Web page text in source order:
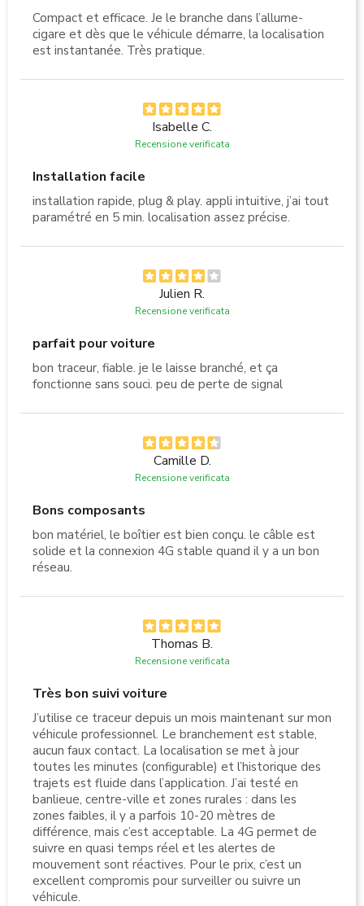
Compact et efficace. Je le branche dans l’allume-
cigare et dès que le véhicule démarre, la localisation
est instantanée. Très pratique.
Isabelle C.
Recensione verificata
Installation facile
installation rapide, plug & play. appli intuitive, j’ai tout
paramétré en 5 min. localisation assez précise.
Julien R.
Recensione verificata
parfait pour voiture
bon traceur, fiable. je le laisse branché, et ça
fonctionne sans souci. peu de perte de signal
Camille D.
Recensione verificata
Bons composants
bon matériel, le boîtier est bien conçu. le câble est
solide et la connexion 4G stable quand il y a un bon
réseau.
Thomas B.
Recensione verificata
Très bon suivi voiture
J’utilise ce traceur depuis un mois maintenant sur mon
véhicule professionnel. Le branchement est stable,
aucun faux contact. La localisation se met à jour
toutes les minutes (configurable) et l’historique des
trajets est fluide dans l’application. J’ai testé en
banlieue, centre-ville et zones rurales : dans les
zones faibles, il y a parfois 10-20 mètres de
différence, mais c’est acceptable. La 4G permet de
suivre en quasi temps réel et les alertes de
mouvement sont réactives. Pour le prix, c’est un
excellent compromis pour surveiller ou suivre un
véhicule.